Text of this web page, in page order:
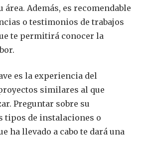
Además, es recomendable
o testimonios de trabajos
te permitirá conocer la
es la experiencia del
similares al que
Preguntar sobre su
tipos de instalaciones o
ha llevado a cabo te dará una